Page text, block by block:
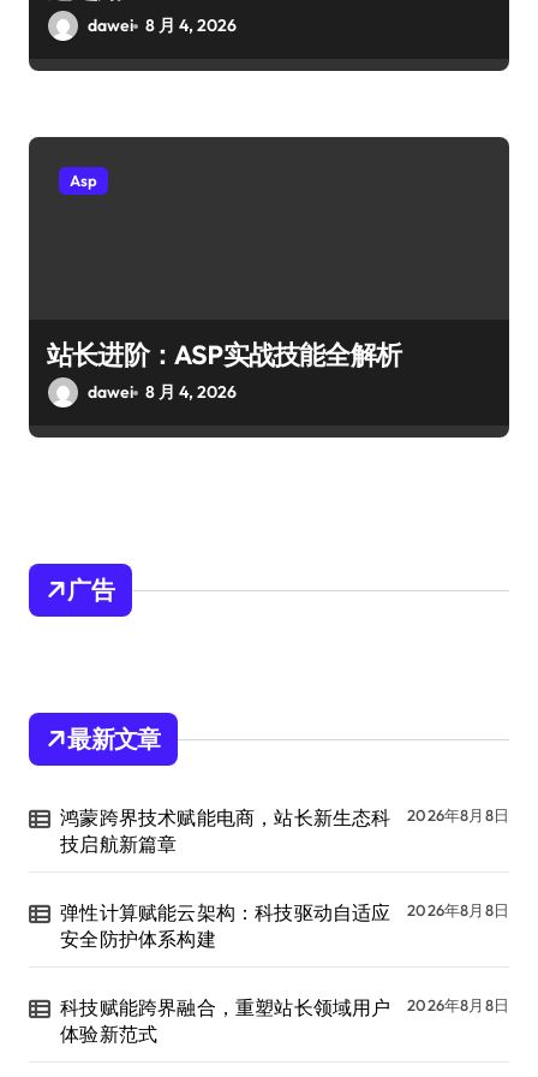
dawei 8 月 4, 2026
Asp
站长进阶：ASP实战技能全解析
dawei 8 月 4, 2026
广告
最新文章
鸿蒙跨界技术赋能电商，站长新生态科
技启航新篇章
2026年8月8日
弹性计算赋能云架构：科技驱动自适应
安全防护体系构建
2026年8月8日
科技赋能跨界融合，重塑站长领域用户
体验新范式
2026年8月8日